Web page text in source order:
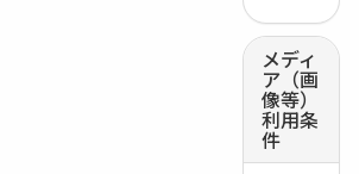
メディ
ア（画
像等）
利用条
件